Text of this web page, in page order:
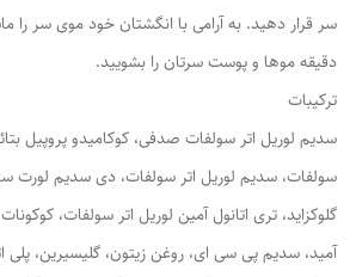
دقیقه موها و پوست سرتان را بشویید.
ترکیبات
سدیم لوریل اتر سولفات صدفی، کوکامیدو پروپیل
سولفات، سدیم لوریل اتر سولفات، دی سدیم لورت
گلوکزاید، تری اتانول آمین لوریل اتر سولفات،
آمید، سدیم پی سی ای، روغن زیتون، گلیسیرین، پلی